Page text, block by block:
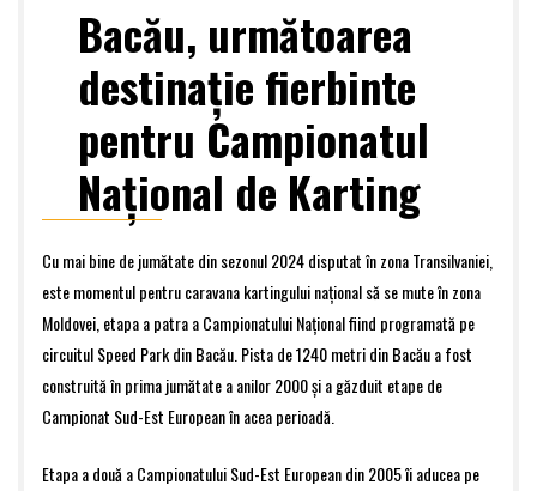
Bacău, următoarea
destinație fierbinte
pentru Campionatul
Național de Karting
Cu mai bine de jumătate din sezonul 2024 disputat în zona Transilvaniei,
este momentul pentru caravana kartingului național să se mute în zona
Moldovei, etapa a patra a Campionatului Național fiind programată pe
circuitul Speed Park din Bacău. Pista de 1240 metri din Bacău a fost
construită în prima jumătate a anilor 2000 și a găzduit etape de
Campionat Sud-Est European în acea perioadă.
Etapa a două a Campionatului Sud-Est European din 2005 îi aducea pe